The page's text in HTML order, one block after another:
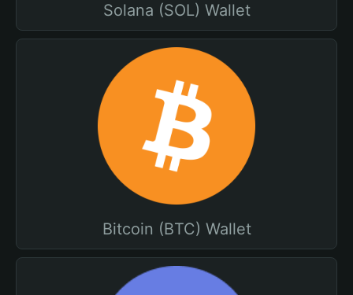
Solana (SOL) Wallet
Bitcoin (BTC) Wallet